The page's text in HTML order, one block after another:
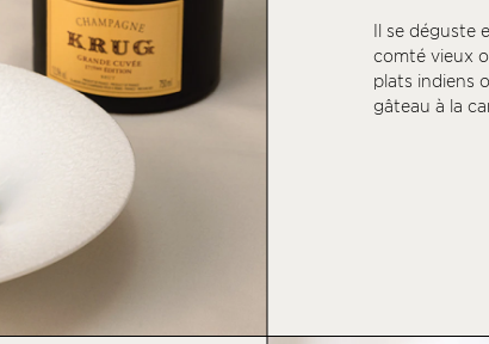
Il se
comté vieux
plats indiens
gâteau à la